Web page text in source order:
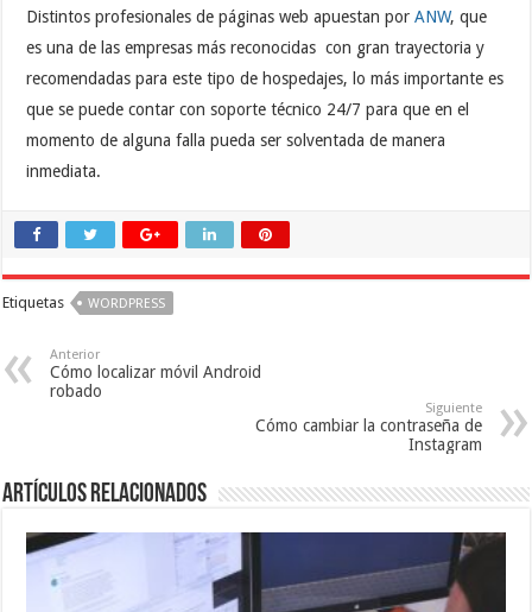
Distintos profesionales de páginas web apuestan porANW, que
es una de las empresas más reconocidas con gran trayectoria y
recomendadas para este tipo de hospedajes, lo más importante es
que se puede contar con soporte técnico 24/7 para que en el
momento de alguna falla pueda ser solventada de manera
inmediata.
Etiquetas WORDPRESS
Anterior
Cómo localizar móvil Android
robado
Siguiente
Cómo cambiar la contraseña de
Instagram
Artículos relacionados